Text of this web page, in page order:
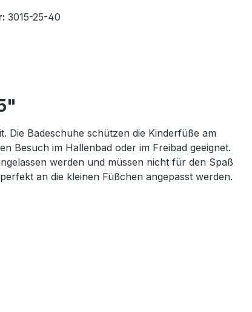
3015-25-40
Die Badeschuhe schützen die Kinderfüße am
Besuch im Hallenbad oder im Freibad geeignet.
werden und müssen nicht für den Spaß
an die kleinen Füßchen angepasst werden.